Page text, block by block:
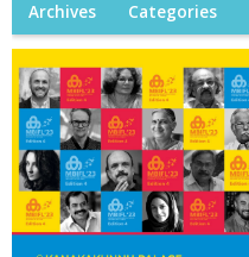
Archives Categories